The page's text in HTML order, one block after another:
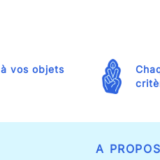
vos objets
A PROPOS